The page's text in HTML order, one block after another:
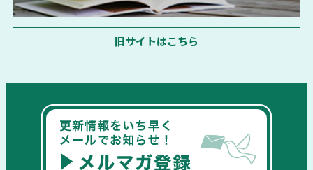
旧サイトはこちら